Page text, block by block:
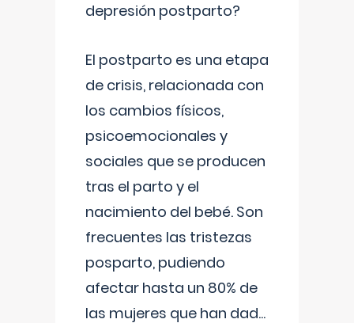
depresión postparto?
El postparto es una etapa
de crisis, relacionada con
los cambios físicos,
psicoemocionales y
sociales que se producen
tras el parto y el
nacimiento del bebé. Son
frecuentes las tristezas
posparto, pudiendo
afectar hasta un 80% de
las mujeres que han dad...